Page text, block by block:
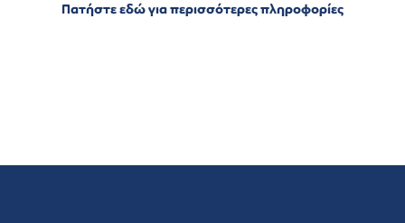
Πατήστε εδώ για περισσότερες πληροφορίες